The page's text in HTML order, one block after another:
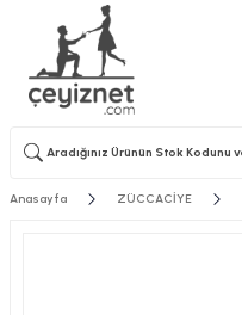
Anasayfa ZÜCCACİYE